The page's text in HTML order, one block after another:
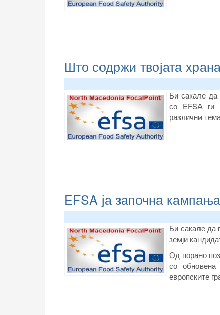
Што содржи твојата
Би сакале да
со EFSA ги
различни
EFSA ја започна
Би сакале да
земји
Од порано
со
европските